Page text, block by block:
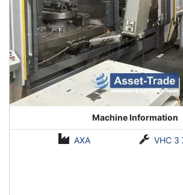
Machine Information
AXA VHC 3